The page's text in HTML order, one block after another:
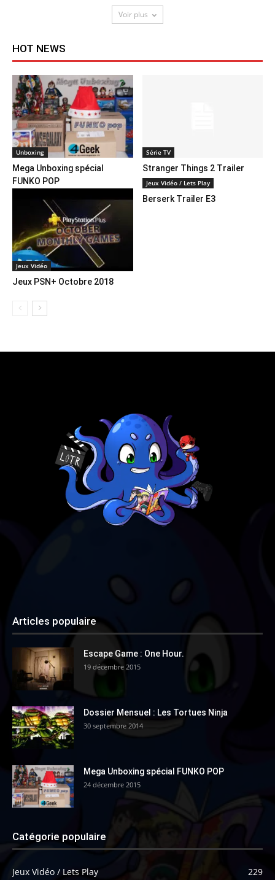
Voir plus
HOT NEWS
Unboxing
Mega Unboxing spécial
FUNKO POP
Série TV
Stranger Things 2 Trailer
Jeux Vidéo
Jeux PSN+ Octobre 2018
Jeux Vidéo / Lets Play
Berserk Trailer E3
Articles populaire
Escape Game : One Hour.
19 décembre 2015
Dossier Mensuel : Les Tortues Ninja
30 septembre 2014
Mega Unboxing spécial FUNKO POP
24 décembre 2015
Catégorie populaire
Jeux Vidéo / Lets Play 229